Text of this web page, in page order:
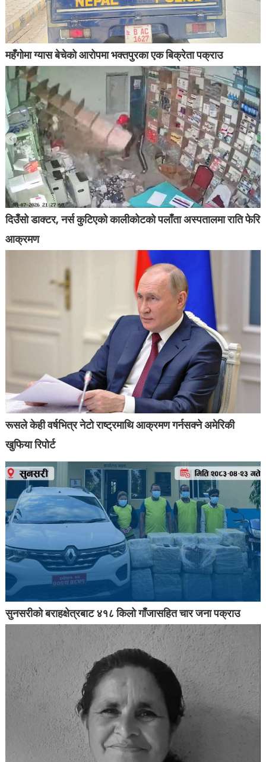
महँगोमा ग्यास बेचेको आरोपमा भक्तपुरका एक बिक्रेता पक्राउ
दिउँसो डाक्टर, नर्स कुटिएको कालीकोटको पलाँता अस्पतालमा राति फेरि
आक्रमण
रूसले केही वर्षभित्र नेटो राष्ट्रमाथि आक्रमण गर्नसक्ने अमेरिकी
खुफिया रिपोर्ट
सुनसरीको बराहक्षेत्रबाट ४१८ किलो गाँजासहित चार जना पक्राउ